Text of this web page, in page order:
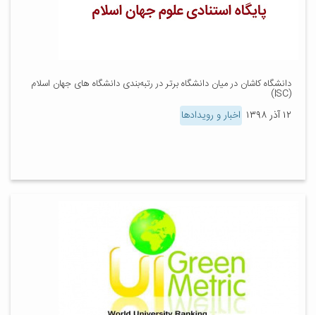
دانشگاه کاشان در میان دانشگاه برتر در رتبه‌بندی دانشگاه های جهان اسلام
(ISC)
۱۲ آذر ۱۳۹۸ اخبار و رویدادها